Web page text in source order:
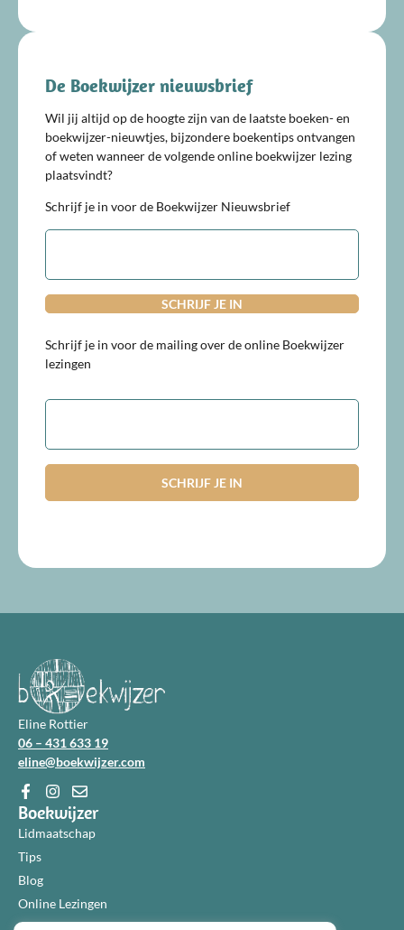
De Boekwijzer nieuwsbrief
Wil jij altijd op de hoogte zijn van de laatste boeken- en
boekwijzer-nieuwtjes, bijzondere boekentips ontvangen
of weten wanneer de volgende online boekwijzer lezing
plaatsvindt?
Schrijf je in voor de Boekwijzer Nieuwsbrief
E-
Schrijf je in voor de mailing over de online Boekwijzer
lezingen
E-
Eline Rottier
06 – 431 633 19
eline@boekwijzer.com
Boekwijzer
Lidmaatschap
Tips
Blog
Online Lezingen
Diensten